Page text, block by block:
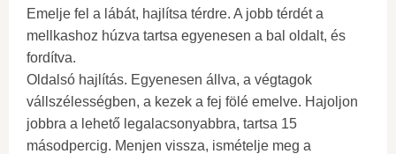
Emelje fel a lábát, hajlítsa térdre. A jobb térdét a
mellkashoz húzva tartsa egyenesen a bal oldalt, és
fordítva.
Oldalsó hajlítás. Egyenesen állva, a végtagok
vállszélességben, a kezek a fej fölé emelve. Hajoljon
jobbra a lehető legalacsonyabbra, tartsa 15
másodpercig. Menjen vissza, ismételje meg a